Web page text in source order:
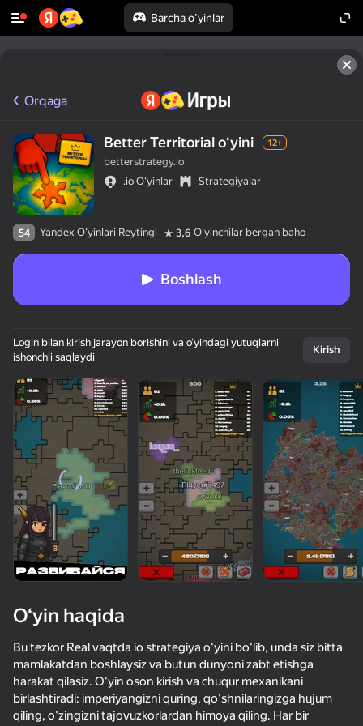
Barcha o'yinlar
50+ top o‘yinlar, ularni o‘ynaydilar
hatto «o‘ynamaydigan» odamlar ham
50+ eng yaxshi
o‘yinlar,
kişilar ham o‘ynaydi
Ko'rish
Orqaga
Better Territorial oʻyini 12+
betterstrategy.io
.io O‘yinlar
Strategiyalar
54 Yandex O'yinlari Reytingi 3,6 Oʻyinchilar bergan baho
Boshlash
Login bilan kirish jarayon borishini va o‘yindagi yutuqlarni
ishonchli saqlaydi
Kirish
O‘yin haqida
Bu tezkor Real vaqtda io strategiya o'yini bo'lib, unda siz bitta
mamlakatdan boshlaysiz va butun dunyoni zabt etishga
harakat qilasiz. O'yin oson kirish va chuqur mexanikani
birlashtiradi: imperiyangizni quring, qo'shnilaringizga hujum
qiling, o'zingizni tajovuzkorlardan himoya qiling. Har bir